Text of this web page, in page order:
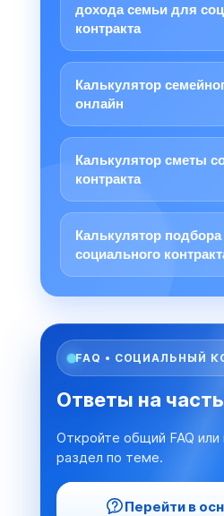
дохода семьи для
контракта
Калькулятор
онлайн
Калькулятор сметы
контракта
Калькулятор
социального
FAQ • СОЦИАЛЬНЫЙ
Ответы на
Откройте общий FAQ
раздел по теме.
Перейти в